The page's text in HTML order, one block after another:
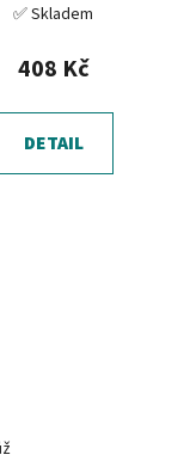
✅ Skladem
408 Kč
DETAIL